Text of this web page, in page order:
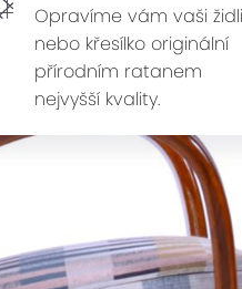
Opravíme vám vaši židli
nebo křesílko originální
přírodním ratanem
nejvyšší kvality.